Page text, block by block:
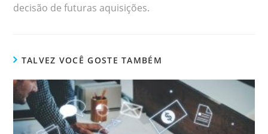
decisão de futuras aquisições.
TALVEZ VOCÊ GOSTE TAMBÉM